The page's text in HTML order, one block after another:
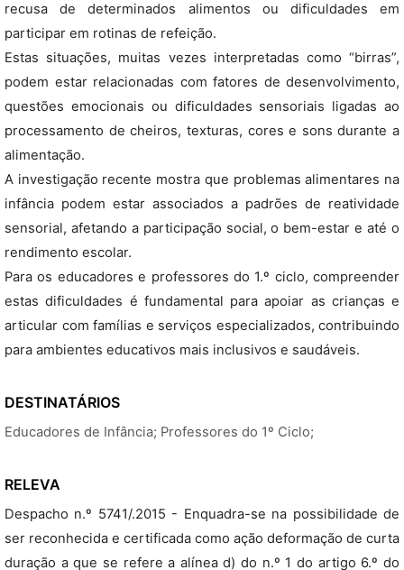
recusa de determinados alimentos ou dificuldades em
participar em rotinas de refeição.
Estas situações, muitas vezes interpretadas como “birras”,
podem estar relacionadas com fatores de desenvolvimento,
questões emocionais ou dificuldades sensoriais ligadas ao
processamento de cheiros, texturas, cores e sons durante a
alimentação.
A investigação recente mostra que problemas alimentares na
infância podem estar associados a padrões de reatividade
sensorial, afetando a participação social, o bem-estar e até o
rendimento escolar.
Para os educadores e professores do 1.º ciclo, compreender
estas dificuldades é fundamental para apoiar as crianças e
articular com famílias e serviços especializados, contribuindo
para ambientes educativos mais inclusivos e saudáveis.
DESTINATÁRIOS
Educadores de Infância; Professores do 1º Ciclo;
RELEVA
Despacho n.º 5741/.2015 - Enquadra-se na possibilidade de
ser reconhecida e certificada como ação deformação de curta
duração a que se refere a alínea d) do n.º 1 do artigo 6.º do